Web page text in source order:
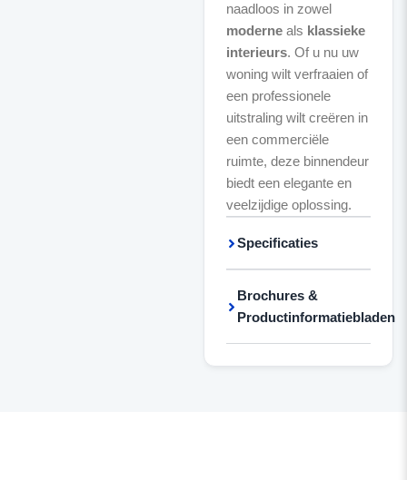
naadloos in zowel
moderneals klassieke
interieurs. Of u nu uw
woning wilt verfraaien of
een professionele
uitstraling wilt creëren in
een commerciële
ruimte, deze binnendeur
biedt een elegante en
veelzijdige oplossing.
Specificaties
Brochures &
Productinformatiebladen